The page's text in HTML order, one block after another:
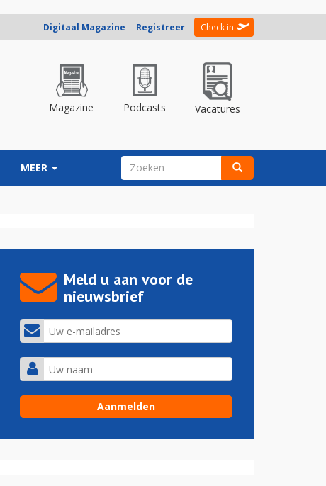
Digitaal Magazine Registreer Check in
Magazine Podcasts Vacatures
MEER ZOEKVELD
Meld u aan voor de
nieuwsbrief